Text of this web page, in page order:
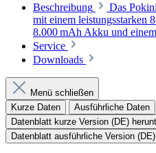
Beschreibung
Das
mit einem leistungsstarken
8.000 mAh Akku und
Service
Downloads
Menü schließen
Kurze Daten
Ausführliche Daten
Datenblatt kurze Version (DE)
Datenblatt ausführliche Version